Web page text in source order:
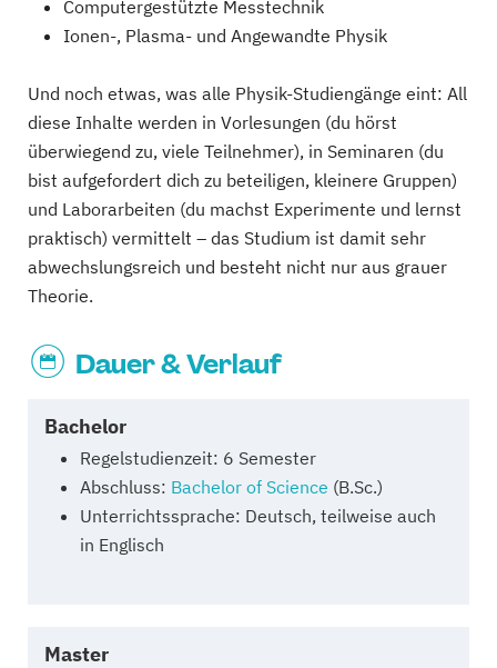
Computergestützte Messtechnik
Ionen-, Plasma- und Angewandte Physik
Und noch etwas, was alle Physik-Studiengänge eint: All
diese Inhalte werden in Vorlesungen (du hörst
überwiegend zu, viele Teilnehmer), in Seminaren (du
bist aufgefordert dich zu beteiligen, kleinere Gruppen)
und Laborarbeiten (du machst Experimente und lernst
praktisch) vermittelt – das Studium ist damit sehr
abwechslungsreich und besteht nicht nur aus grauer
Theorie.
Dauer & Verlauf
Bachelor
Regelstudienzeit: 6 Semester
Abschluss: Bachelor of Science (B.Sc.)
Unterrichtssprache: Deutsch, teilweise auch
in Englisch
Master